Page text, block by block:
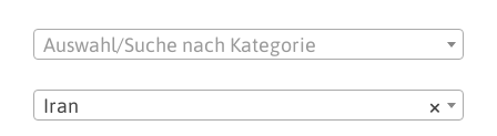
Auswahl/Suche nach Kategorie
×
Iran